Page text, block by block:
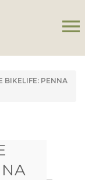
menu
BIKELIFE: PENNA